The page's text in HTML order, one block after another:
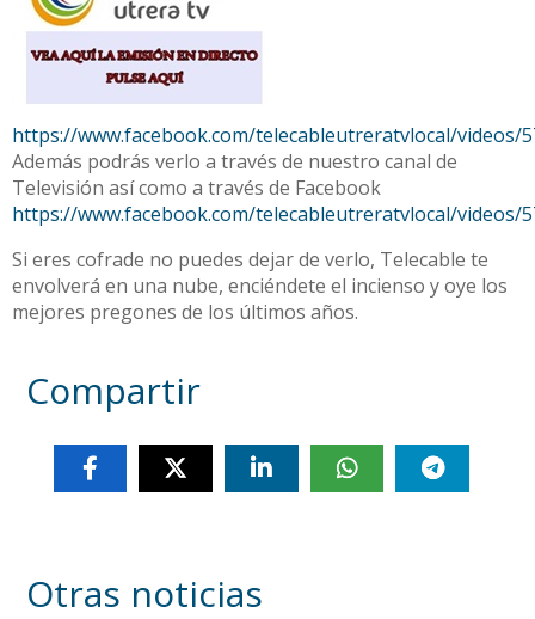
https://www.facebook.com/telecableutreratvlocal/videos/
Además podrás verlo a través de nuestro canal de
Televisión así como a través de Facebook
https://www.facebook.com/telecableutreratvlocal/videos/
Si eres cofrade no puedes dejar de verlo, Telecable te
envolverá en una nube, enciéndete el incienso y oye los
mejores pregones de los últimos años.
Compartir
Otras noticias